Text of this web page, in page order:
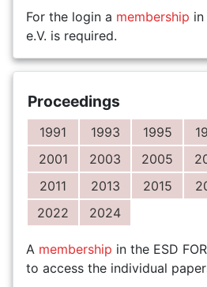
For the login a membership in
e.V. is required.
Proceedings
1991
1993 1995
2001
2003 2005
2011
2013 2015
2022
2024
A membership in the ESD
to access the individual